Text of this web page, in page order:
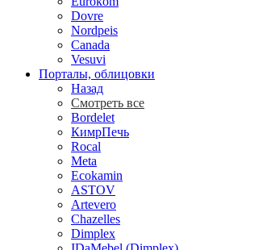
Dovre
Nordpeis
Canada
Vesuvi
Порталы, облицовки
Назад
Смотреть все
Bordelet
КимрПечь
Rocal
Meta
Ecokamin
ASTOV
Artevero
Chazelles
Dimplex